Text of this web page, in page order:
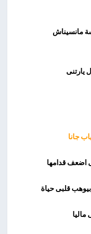
مانسيناش
يارتنى
جانا
اضعف قدامها
قلبى حياة
ماليا